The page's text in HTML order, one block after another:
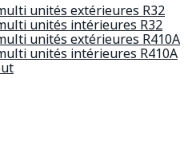
unités extérieures R32
unités intérieures R32
unités extérieures R410A
unités intérieures R410A